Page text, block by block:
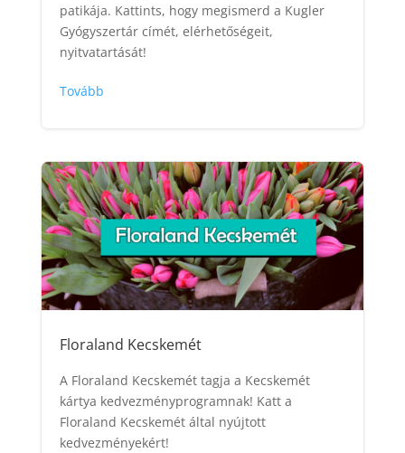
patikája. Kattints, hogy megismerd a Kugler
Gyógyszertár címét, elérhetőségeit,
nyitvatartását!
Tovább
Floraland Kecskemét
A Floraland Kecskemét tagja a Kecskemét
kártya kedvezményprogramnak! Katt a
Floraland Kecskemét által nyújtott
kedvezményekért!